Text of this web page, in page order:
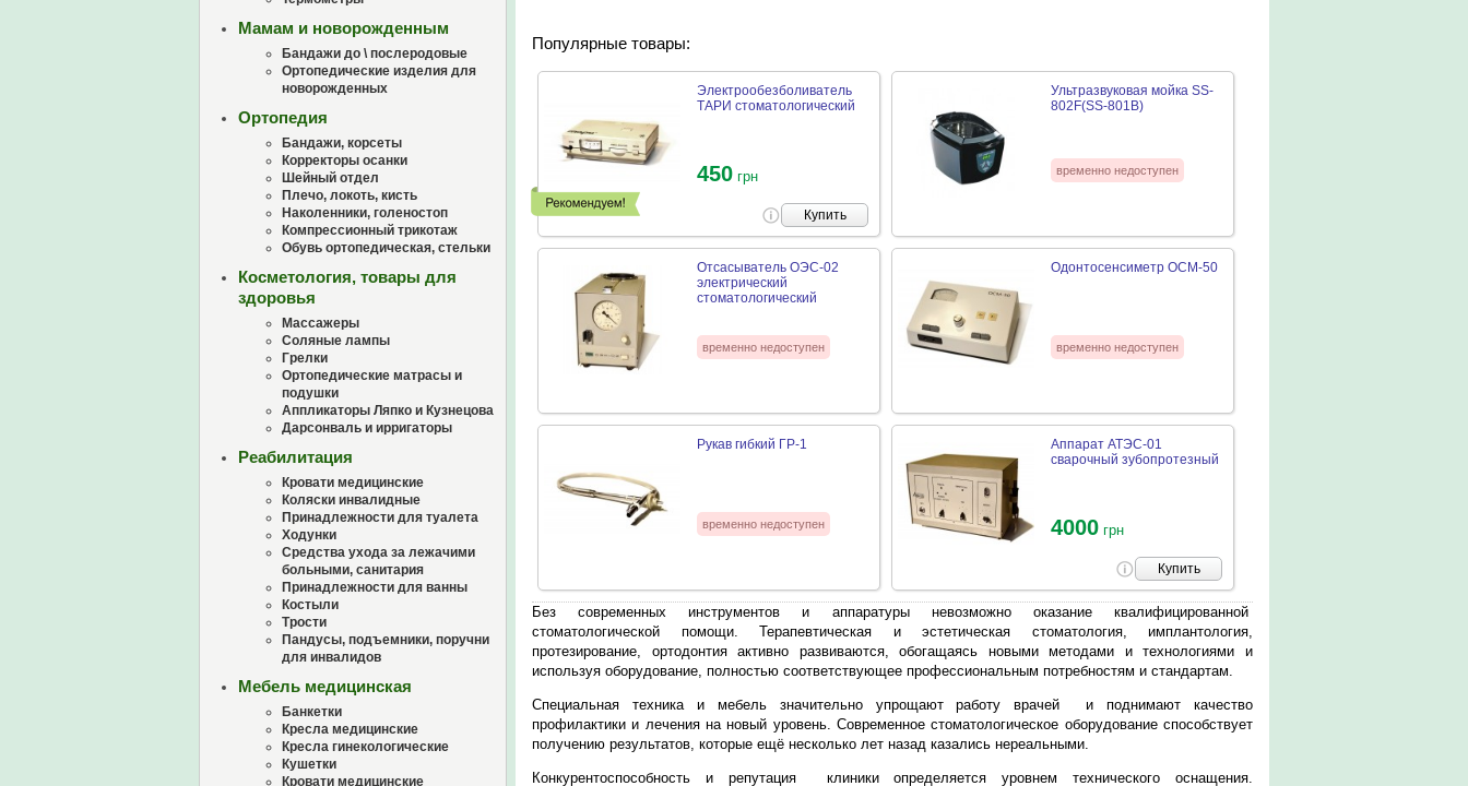
Мамам и новорожденным
Бандажи до \ послеродовые
Ортопедические изделия для
новорожденных
Ортопедия
Бандажи, корсеты
Корректоры осанки
Шейный отдел
Плечо, локоть, кисть
Наколенники, голеностоп
Компрессионный трикотаж
Обувь ортопедическая, стельки
Косметология, товары для
здоровья
Массажеры
Соляные лампы
Грелки
Ортопедические матрасы и
подушки
Аппликаторы Ляпко и Кузнецова
Дарсонваль и ирригаторы
Реабилитация
Кровати медицинские
Коляски инвалидные
Принадлежности для туалета
Ходунки
Средства ухода за лежачими
больными, санитария
Принадлежности для ванны
Костыли
Трости
Пандусы, подъемники, поручни
для инвалидов
Мебель медицинская
Банкетки
Кресла медицинские
Кресла гинекологические
Кушетки
Кровати медицинские
Популярные товары:
Электрообезболиватель
ТАРИ стоматологический
450 грн
Купить
Ультразвуковая мойка SS-
802F(SS-801B)
временно недоступен
Отсасыватель ОЭС-02
электрический
стоматологический
временно недоступен
Одонтосенсиметр ОСМ-50
временно недоступен
Рукав гибкий ГР-1
временно недоступен
Аппарат АТЭС-01
сварочный зубопротезный
4000 грн
Купить
Без современных инструментов и аппаратуры невозможно оказание квалифицированной
стоматологической помощи. Терапевтическая и эстетическая стоматология, имплантология,
протезирование, ортодонтия активно развиваются, обогащаясь новыми методами и технологиями и
используя оборудование, полностью соответствующее профессиональным потребностям и стандартам.
Специальная техника и мебель значительно упрощают работу врачей и поднимают качество
профилактики и лечения на новый уровень. Современное стоматологическое оборудование способствует
получению результатов, которые ещё несколько лет назад казались нереальными.
Конкурентоспособность и репутация клиники определяется уровнем технического оснащения.